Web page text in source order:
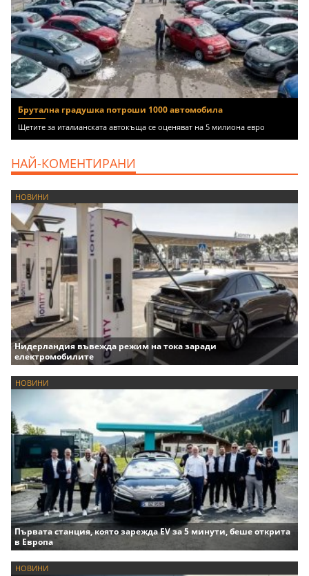
Брутална градушка потроши 1000 автомобила
Щетите за италианската автокъща се оценяват на 5 милиона евро
НАЙ-КОМЕНТИРАНИ
НОВИНИ
Нидерландия въвежда режим на тока заради
електромобилите
НОВИНИ
Първата станция, която зарежда EV за 5 минути, беше открита
в Европа
НОВИНИ